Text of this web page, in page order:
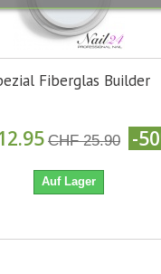
Fiberglas Builder
CHF 25.90 -
Auf Lager